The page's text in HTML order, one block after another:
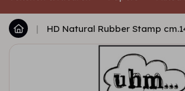
| HD Natural Rubber Stamp